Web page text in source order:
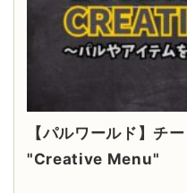
【パルワールド】チ
"Creative Menu"